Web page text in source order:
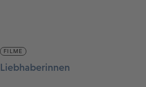
FILME
Liebhaberinnen